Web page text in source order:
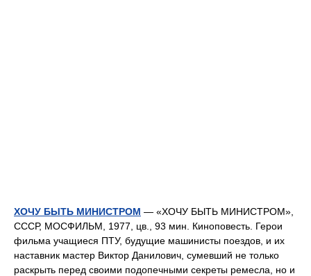
ХОЧУ БЫТЬ МИНИСТРОМ — «ХОЧУ БЫТЬ МИНИСТРОМ»,
СССР, МОСФИЛЬМ, 1977, цв., 93 мин. Киноповесть. Герои
фильма учащиеся ПТУ, будущие машинисты поездов, и их
наставник мастер Виктор Данилович, сумевший не только
раскрыть перед своими подопечными секреты ремесла, но и